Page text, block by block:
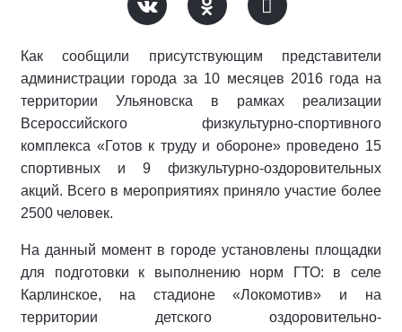
Как сообщили присутствующим представители
администрации города за 10 месяцев 2016 года на
территории Ульяновска в рамках реализации
Всероссийского физкультурно-спортивного
комплекса «Готов к труду и обороне» проведено 15
спортивных и 9 физкультурно-оздоровительных
акций. Всего в мероприятиях приняло участие более
2500 человек.
На данный момент в городе установлены площадки
для подготовки к выполнению норм ГТО: в селе
Карлинское, на стадионе «Локомотив» и на
территории детского оздоровительно-